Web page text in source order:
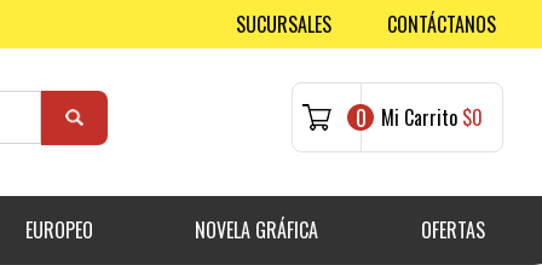
SUCURSALES CONTÁCTANOS
0 Mi Carrito $0
EUROPEO NOVELA GRÁFICA OFERTAS